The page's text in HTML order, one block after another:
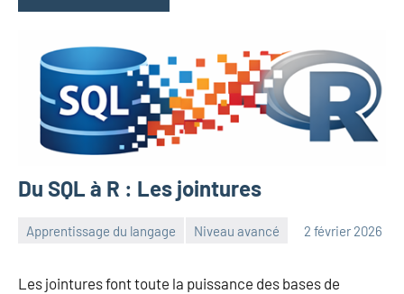
Du SQL à R : Les jointures
Apprentissage du langage Niveau avancé 2 février 2026
Frédéric
Aucun
Les jointures font toute la puissance des bases de